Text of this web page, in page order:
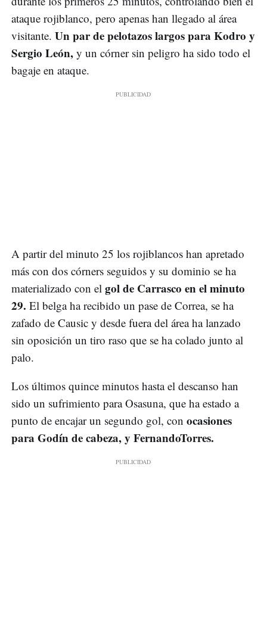
ataque rojiblanco, pero apenas han llegado al área
visitante. Un par de pelotazos largos para Kodro y
Sergio León, y un córner sin peligro ha sido todo el
bagaje en ataque.
A partir del minuto 25 los rojiblancos han apretado
más con dos córners seguidos y su dominio se ha
materializado con el gol de Carrasco en el minuto
29. El belga ha recibido un pase de Correa, se ha
zafado de Causic y desde fuera del área ha lanzado
sin oposición un tiro raso que se ha colado junto al
palo.
Los últimos quince minutos hasta el descanso han
sido un sufrimiento para Osasuna, que ha estado a
punto de encajar un segundo gol, con ocasiones
para Godín de cabeza, y FernandoTorres.